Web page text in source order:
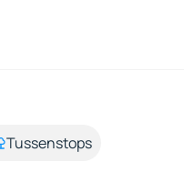
Tussenstops